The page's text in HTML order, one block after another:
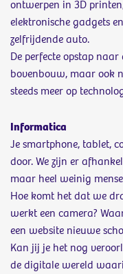
ontwerpen in 3D
elektronische gadgets
zelfrijdende auto.
De perfecte opstap
bovenbouw, maar ook
steeds meer op
Informatica
Je smartphone, tablet,
door. We zijn er
maar heel weinig
Hoe komt het dat we
werkt een camera?
een website nieuwe
Kan jij je het nog
de digitale wereld